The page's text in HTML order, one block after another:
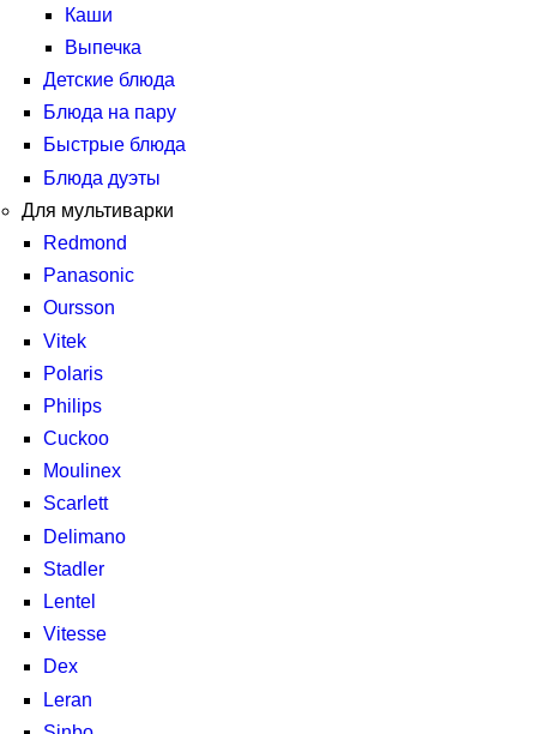
Каши
Выпечка
Детские блюда
Блюда на пару
Быстрые блюда
Блюда дуэты
Для мультиварки
Redmond
Panasonic
Oursson
Vitek
Polaris
Philips
Cuckoo
Moulinex
Scarlett
Delimano
Stadler
Lentel
Vitesse
Dex
Leran